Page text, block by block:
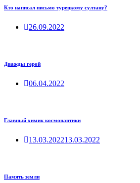
Кто написал письмо турецкому султану?
26.09.2022
Дважды герой
06.04.2022
Главный химик космонавтики
13.03.202213.03.2022
Память земли